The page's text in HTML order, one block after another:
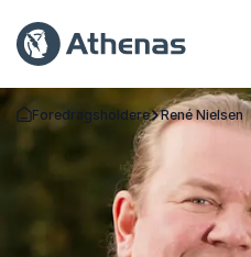
Tilbage til forsiden
Foredragsholdere René Nielsen